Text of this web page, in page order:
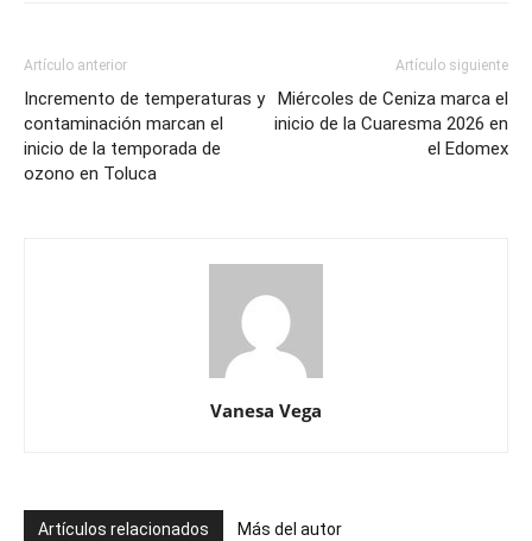
Artículo anterior
Incremento de temperaturas y
contaminación marcan el
inicio de la temporada de
ozono en Toluca
Artículo siguiente
Miércoles de Ceniza marca el
inicio de la Cuaresma 2026 en
el Edomex
Vanesa Vega
Artículos relacionados Más del autor